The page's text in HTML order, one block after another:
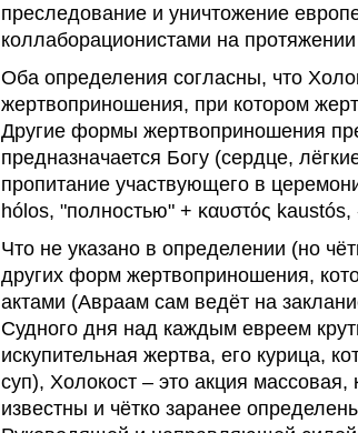
преследование и уничтожение
коллаборационистами на
Оба определения согласны, что
жертвоприношения, при котором
Другие формы жертвоприношения
предназначается Богу (сердце,
пропитание участвующего в
hólos, "полностью" + καυστός
Что не указано в определении (но
других форм жертвоприношения,
актами (Авраам сам ведёт на
Судного дня над каждым евреем
искупительная жертва, его курица,
суп), Холокост – это акция
известны и чётко заранее